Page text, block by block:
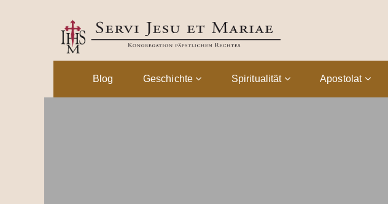
Blog Geschichte Spiritualität Apostolat